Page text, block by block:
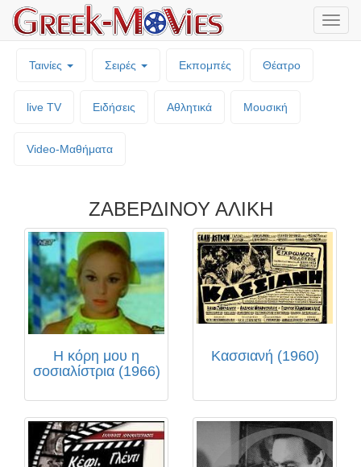
Ταινίες Σειρές Εκπομπές Θέατρο
live TV Ειδήσεις Αθλητικά Μουσική
Video-Mαθήματα
ΖΑΒΕΡΔΙΝΟΥ ΑΛΙΚΗ
Η κόρη μου η
σοσιαλίστρια (1966)
Κασσιανή (1960)